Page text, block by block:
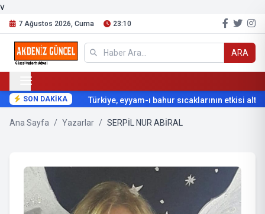
v
7 Ağustos 2026, Cuma 23:10
ARA
SON DAKİKA Türkiye, eyyam-ı bahur sıcaklarının etkisi
Ana Sayfa / Yazarlar / SERPİL NUR ABİRAL